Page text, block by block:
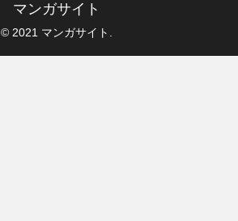
マンガサイト
© 2021 マンガサイト.